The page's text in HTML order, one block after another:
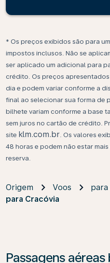
* Os preços exibidos são para
impostos inclusos. Não se
ser aplicado um adicional para
crédito. Os preços
dia e podem variar conforme a
final ao selecionar sua forma de
bilhete variam conforme a base
sem juros no cartão de crédito.
site klm.com.br . Os valores
48 horas e podem não estar
reserva.
Origem Voos
para
para Cracóvia
Passagens